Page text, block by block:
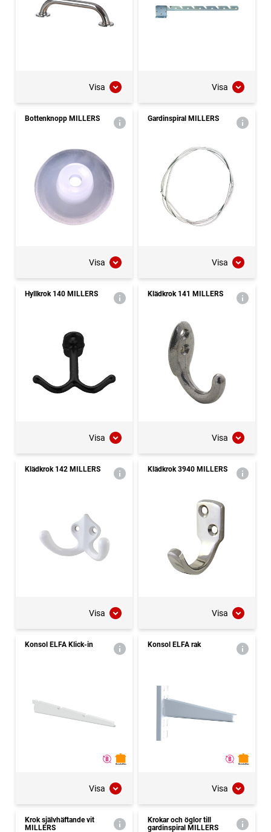
Visa Visa
Bottenknopp MILLERS
Visa
Gardinspiral MILLERS
Visa
Hyllkrok 140 MILLERS
Visa
Klädkrok 141 MILLERS
Visa
Klädkrok 142 MILLERS
Visa
Klädkrok 3940 MILLERS
Visa
Konsol ELFA Klick-in
Visa
Konsol ELFA rak
Visa
Krok självhäftande vit
MILLERS
Krokar och öglor till
gardinspiral MILLERS